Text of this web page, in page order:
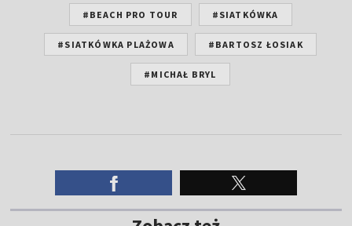
#BEACH PRO TOUR #SIATKÓWKA
#SIATKÓWKA PLAŻOWA #BARTOSZ ŁOSIAK
#MICHAŁ BRYL